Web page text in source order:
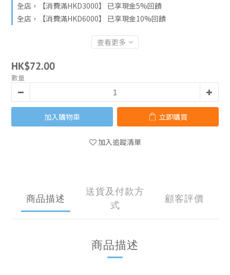
全店，【消費滿HKD3000】 已享現金5%回饋
全店，【消費滿HKD6000】 已享現金10%回饋
查看更多
HK$72.00
數量
加入購物車 立即購買
加入追蹤清單
商品描述
送貨及付款方
式
顧客評價
商品描述